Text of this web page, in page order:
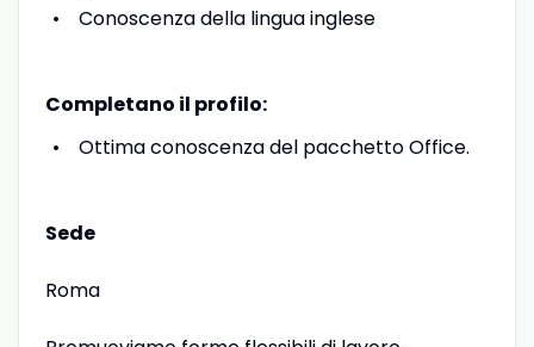
Conoscenza della lingua inglese
Completano il profilo:
Ottima conoscenza del pacchetto Office.
Sede
Roma